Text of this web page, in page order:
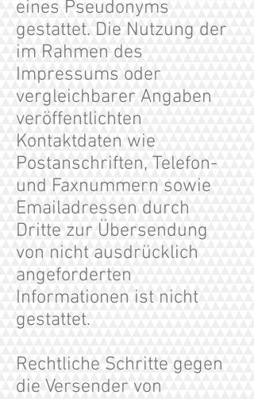
eines Pseudonyms
gestattet. Die Nutzung der
im Rahmen des
Impressums oder
vergleichbarer Angaben
veröffentlichten
Kontaktdaten wie
Postanschriften, Telefon-
und Faxnummern sowie
Emailadressen durch
Dritte zur Übersendung
von nicht ausdrücklich
angeforderten
Informationen ist nicht
gestattet.
Rechtliche Schritte gegen
die Versender von